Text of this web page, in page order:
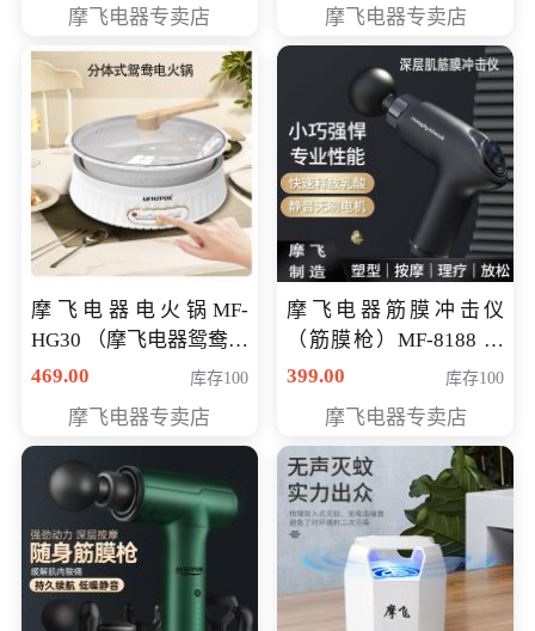
摩飞电器专卖店 摩飞电器专卖店
摩飞电器电火锅MF-
HG30 （摩飞电器鸳鸯锅
MF-HG30 ） 会员专享价
469.00 库存100
摩飞电器专卖店
摩飞电器筋膜冲击仪
（筋膜枪）MF-8188 会
员专享价268元
399.00 库存100
摩飞电器专卖店